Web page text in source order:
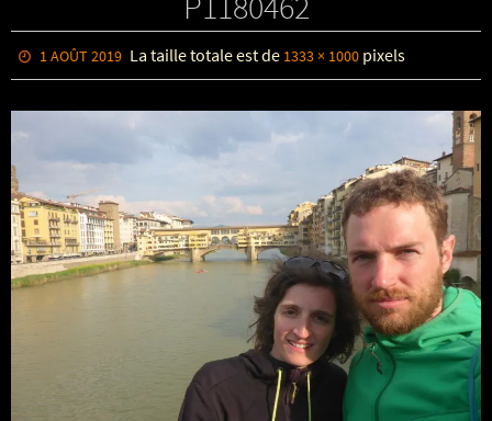
1 AOÛT 2019 La taille totale est de 1333 × 1000 pixels